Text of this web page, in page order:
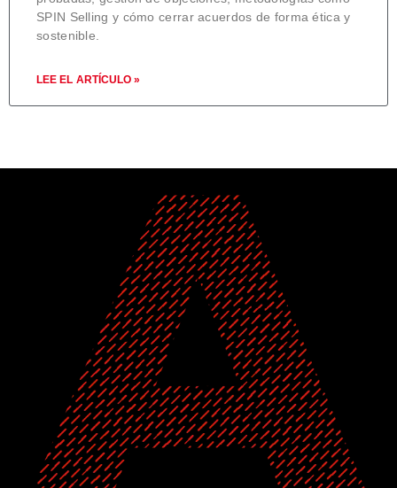
SPIN Selling y cómo cerrar acuerdos de forma ética y
sostenible.
LEE EL ARTÍCULO »